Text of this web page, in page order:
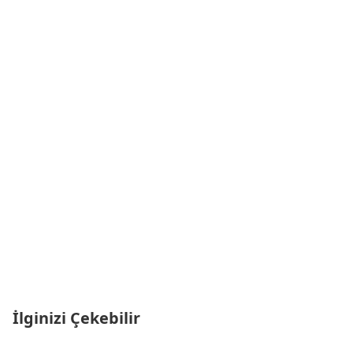
İlginizi Çekebilir